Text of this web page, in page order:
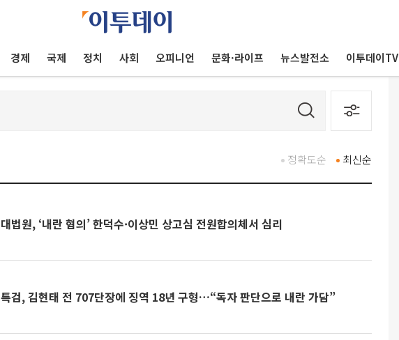
경제 국제 정치 사회 오피니언 문화·라이프 뉴스발전소 이투데이TV
최신순
정확도순
대법원, ‘내란 혐의’ 한덕수·이상민 상고심 전원합의체서 심리
특검, 김현태 전 707단장에 징역 18년 구형…“독자 판단으로 내란 가담”